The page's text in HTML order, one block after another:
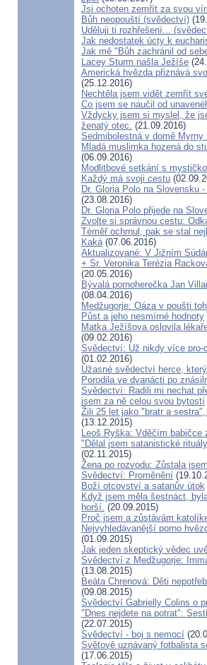
Jsi ochoten zemřít za svou
Bůh neopouští (svědectví)
Uděluji ti rozhřešení...
Jak nedostatek úcty k
Jak mě "Bůh zachránil od
Lacey Sturm našla Ježíše
Americká hvězda přiznává
(25.12.2016)
Nechtěla jsem vidět zemřít
Co jsem se naučil od
Vždycky jsem si myslel, že
ženatý otec. (21.09.2016)
Sedmibolestná v domě Myrny
Mladá muslimka hozená do
(06.09.2016)
Modlitbové setkání s
Každý má svoji cestu
Dr. Gloria Polo na Slovensku
(23.08.2016)
Dr. Gloria Polo přijede na
Zvolte si správnou cestu:
Téměř ochrnul, pak se stal
Kaká(07.06.2016)
Aktualizované: V Jižním
+ Sr. Veronika Terézia
(20.05.2016)
Bývalá pornoherečka Jan
(08.04.2016)
Medžugorje: Oáza v poušti
Půst a jeho nesmírné hodnoty
Matka Ježíšova oslovila
(09.02.2016)
Svědectví: Už nikdy více pro-
(01.02.2016)
Úžasné svědectví herce,
Porodila ve dvanácti po
Svědectví: Radili mi nechat
jsem za ně celou svou bytostí
Žili 25 let jako "bratr a
(13.12.2015)
Leoš Ryška: Vděčím babičce
"Dělal jsem satanistické
(02.11.2015)
Žena po rozvodu: Zůstala
Svědectví: Proměnění
Boží otcovství a satanův útok
Když jsem měla šestnáct,
horší. (20.09.2015)
Proč jsem a zůstávám
Nejvyhledávanější porno
(01.09.2015)
Jak jeden skeptický vědec
Svědectví z Medžugorje:
(13.08.2015)
Beáta Chrenová: Děti
(09.08.2015)
Svědectví Gabrielly Colins o
"Dnes nejdete na potrat":
(22.07.2015)
Svědectví - boj s nemocí
Světově uznávaný fotbalista
(17.06.2015)